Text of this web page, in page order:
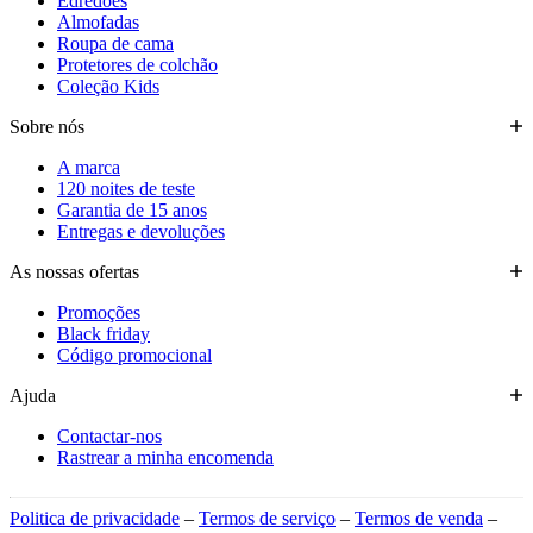
Almofadas
Roupa de cama
Protetores de colchão
Coleção Kids
Sobre nós
A marca
120 noites de teste
Garantia de 15 anos
Entregas e devoluções
As nossas ofertas
Promoções
Black friday
Código promocional
Ajuda
Contactar-nos
Rastrear a minha encomenda
Politica de privacidade – Termos de serviço – Termos de venda –